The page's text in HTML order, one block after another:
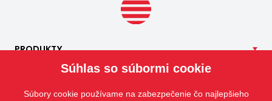
PRODUKTY
SLUŽBYSúhlas so súbormi cookie
Súbory cookie používame na zabezpečenie čo najlepšieho